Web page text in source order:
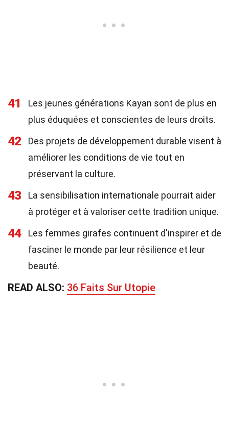
41
Les jeunes générations Kayan sont de plus en
plus éduquées et conscientes de leurs droits.
42
Des projets de développement durable visent à
améliorer les conditions de vie tout en
préservant la culture.
43
La sensibilisation internationale pourrait aider
à protéger et à valoriser cette tradition unique.
44
Les femmes girafes continuent d'inspirer et de
fasciner le monde par leur résilience et leur
beauté.
READ ALSO: 36 Faits Sur Utopie